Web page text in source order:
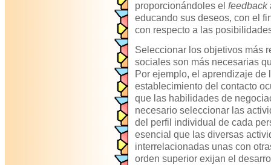
proporcionándoles el feedback
educando sus deseos, con el
con respecto a las
Seleccionar los objetivos más
sociales son más necesarias
Por ejemplo, el aprendizaje
establecimiento del contacto
que las habilidades de
necesario seleccionar las
del perfil individual de cada
esencial que las diversas
interrelacionadas unas con
orden superior exijan el